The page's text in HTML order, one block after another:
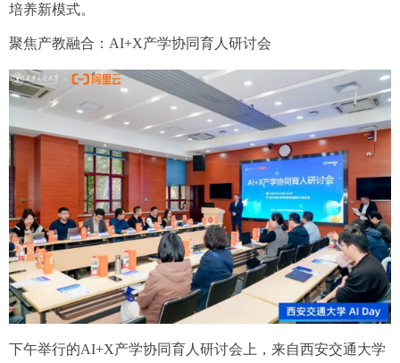
培养新模式。
聚焦产教融合：AI+X产学协同育人研讨会
下午举行的AI+X产学协同育人研讨会上，来自西安交通大学